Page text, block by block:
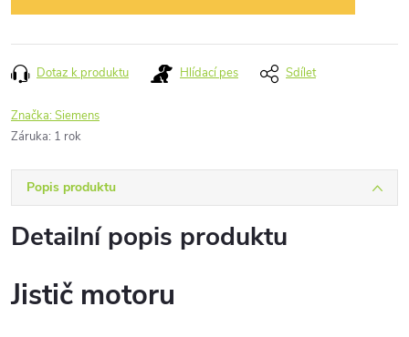
Dotaz k produktu Hlídací pes Sdílet
Značka:Siemens
Záruka: 1 rok
Popis produktu
Detailní popis produktu
Jistič motoru